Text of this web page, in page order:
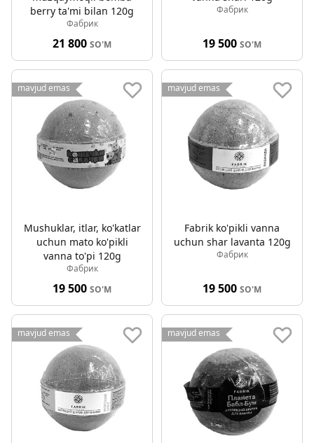
berry ta'mi bilan 120g
Фабрик
21 800 SO'M
Фабрик
19 500 SO'M
mavjud emas
Mushuklar, itlar, ko'katlar
uchun mato ko'pikli
vanna to'pi 120g
Фабрик
19 500 SO'M
mavjud emas
Fabrik ko'pikli vanna
uchun shar lavanta 120g
Фабрик
19 500 SO'M
mavjud emas mavjud emas